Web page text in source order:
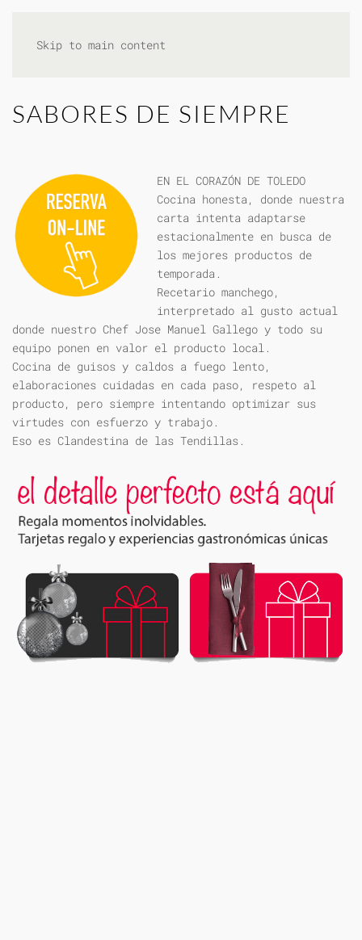
Skip to main content
SABORES DE SIEMPRE
EN EL CORAZÓN DE TOLEDO
Cocina honesta, donde nuestra
carta intenta adaptarse
estacionalmente en busca de
los mejores productos de
temporada.
Recetario manchego,
interpretado al gusto actual
donde nuestro Chef Jose Manuel Gallego y todo su
equipo ponen en valor el producto local.
Cocina de guisos y caldos a fuego lento,
elaboraciones cuidadas en cada paso, respeto al
producto, pero siempre intentando optimizar sus
virtudes con esfuerzo y trabajo.
Eso es Clandestina de las Tendillas.